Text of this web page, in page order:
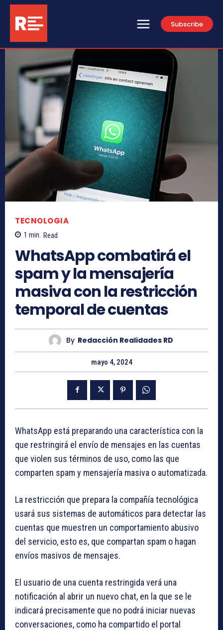
Subscribe
TECNOLOGIA
1 min. Read
WhatsApp combatirá el
spam y la mensajería
masiva con la restricción
temporal de cuentas
By Redacción Realidades RD
mayo 4, 2024
WhatsApp está preparando una característica con la
que restringirá el envío de mensajes en las cuentas
que violen sus términos de uso, como las que
comparten spam y mensajería masiva o automatizada.
La restricción que prepara la compañía tecnológica
usará sus sistemas de automáticos para detectar las
cuentas que muestren un comportamiento abusivo
del servicio, esto es, que compartan spam o hagan
envíos masivos de mensajes.
El usuario de una cuenta restringida verá una
notificación al abrir un nuevo chat, en la que se le
indicará precisamente que no podrá iniciar nuevas
conversaciones, como ha compartido el portal